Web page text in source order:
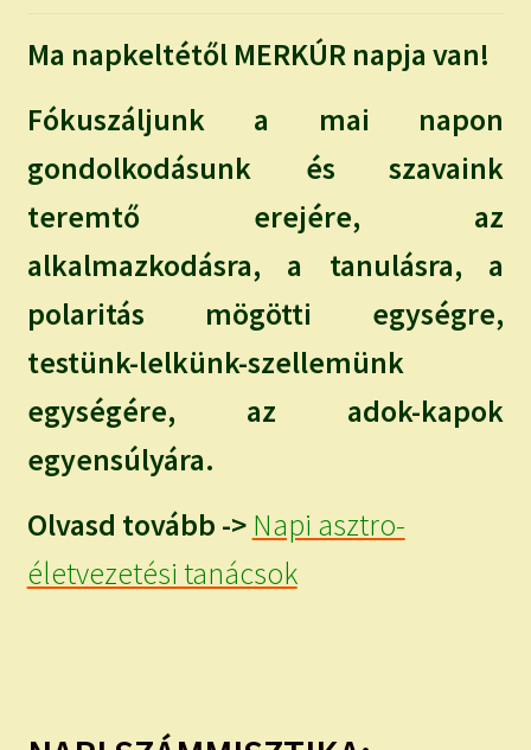
TAROT ELEMZÉS MEGRENDELÉSE LIMITÁLT!
AJÁNDÉKOKKAL!
Ma napkeltétől MERKÚR napja van!
Fókuszáljunk a mai napon
gondolkodásunk és szavaink
teremtő erejére, az
alkalmazkodásra, a tanulásra, a
polaritás mögötti egységre,
testünk-lelkünk-szellemünk
egységére, az adok-kapok
egyensúlyára.
Olvasd tovább -> Napi asztro-
életvezetési tanácsok